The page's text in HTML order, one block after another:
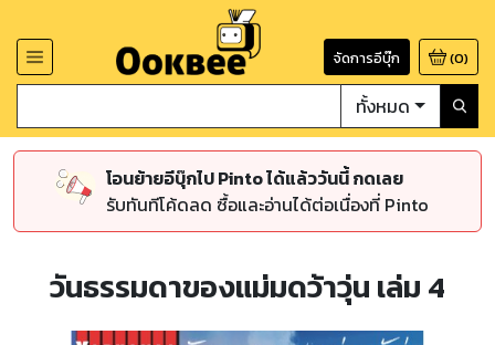
จัดการอีบุ๊ก (0)
ทั้งหมด
โอนย้ายอีบุ๊กไป Pinto ได้แล้ววันนี้ กดเลย
รับทันทีโค้ดลด ซื้อและอ่านได้ต่อเนื่องที่ Pinto
วันธรรมดาของแม่มดว้าวุ่น เล่ม 4